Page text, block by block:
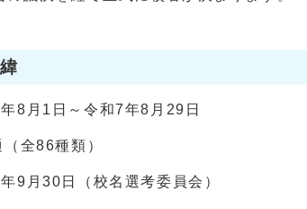
8月1日～令和7年8月29日
全86種類）
9月30日（校名選考委員会）